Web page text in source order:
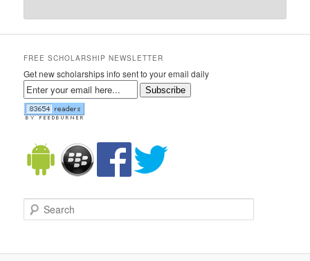
FREE SCHOLARSHIP NEWSLETTER
Get new scholarships info sent to your email daily
Subscribe
Search